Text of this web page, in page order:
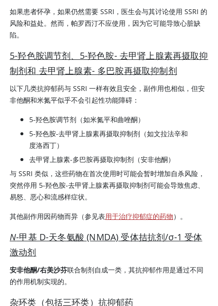
如果患者怀孕，如果仍然需要 SSRI，医生会与其讨论使用 SSRI 的
风险和益处。然而，帕罗西汀不应使用，因为它可能导致心脏缺
陷。
5-羟色胺调节剂、5-羟色胺- 去甲肾上腺素再摄取抑
制剂和 去甲肾上腺素- 多巴胺再摄取抑制剂
以下几类抗抑郁药与 SSRI 一样有效且安全，副作用也相似，但安
非他酮和米氮平似乎不会引起性功能障碍：
5-羟色胺调节剂（如米氮平和曲唑酮）
5-羟色胺-去甲肾上腺素再摄取抑制剂（如文拉法辛和
度洛西丁）
去甲肾上腺素-多巴胺再摄取抑制剂（安非他酮）
与 SSRI 类似，这些药物在首次使用时可能会暂时增加自杀风险，
突然停用 5-羟色胺-去甲肾上腺素再摄取抑制剂可能会导致焦虑、
易怒、恶心和流感样症状。
其他副作用因药物而异（参见表用于治疗抑郁症的药物）。
N-甲基 D-天冬氨酸 (NMDA) 受体拮抗剂/σ-1 受体
激动剂
安非他酮/右美沙芬联合制剂自成一类，其抗抑郁作用是通过不同
的作用机制实现的。
杂环类（包括三环类）抗抑郁药